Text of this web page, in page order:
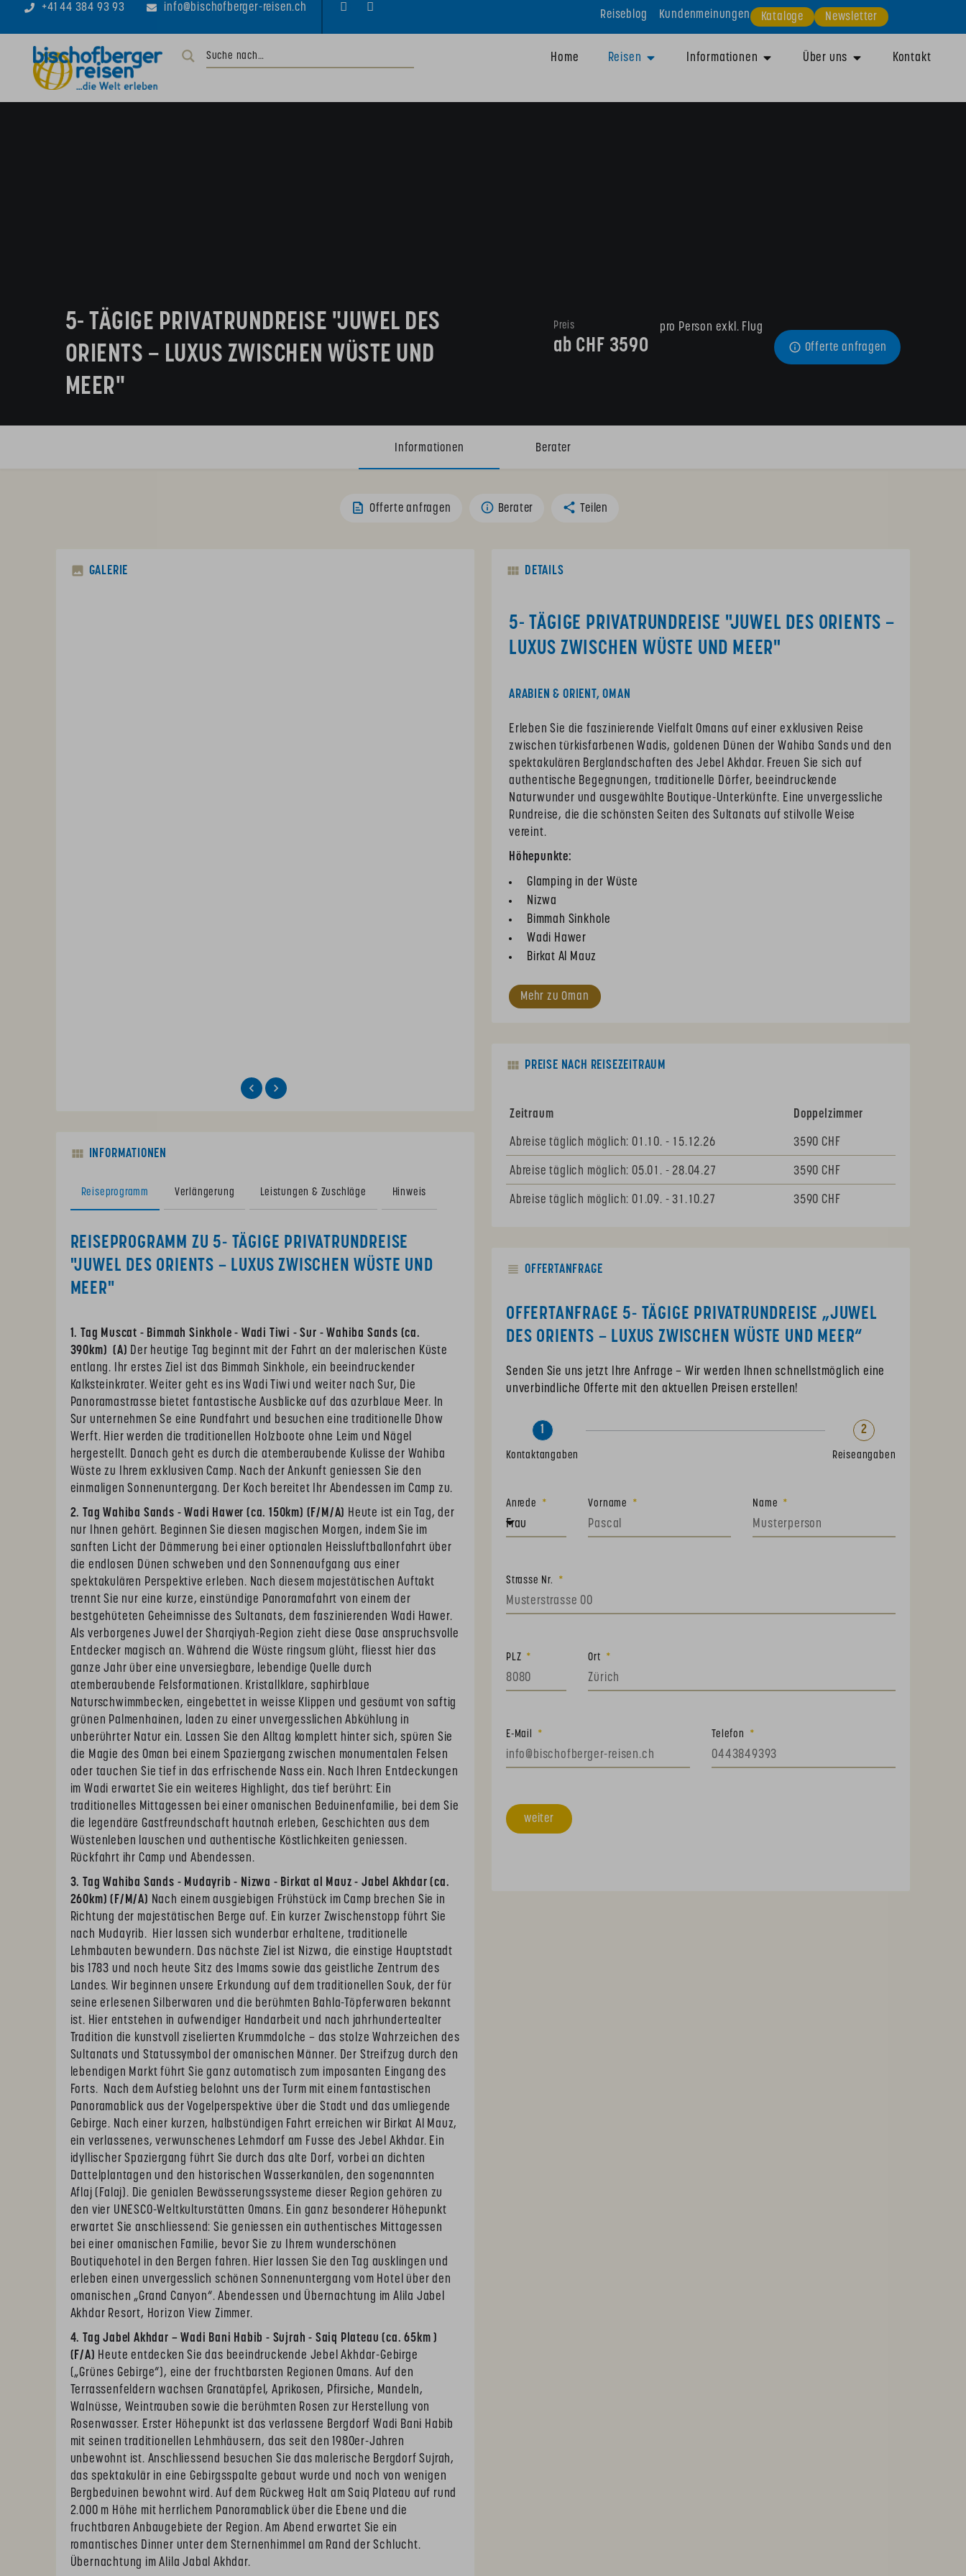
+41 44 384 93 93 info@bischofberger-reisen.ch
Reiseblog Kundenmeinungen Kataloge Newsletter
Home Reisen Informationen Über uns Kontakt
5- TÄGIGE PRIVATRUNDREISE "JUWEL DES
ORIENTS – LUXUS ZWISCHEN WÜSTE UND
MEER"
Preis
ab CHF 3590
pro Person exkl. Flug
Offerte anfragen
Informationen Berater
Offerte anfragen Berater Teilen
GALERIE
INFORMATIONEN
Reiseprogramm Verlängerung Leistungen & Zuschläge Hinweis
REISEPROGRAMM ZU 5- TÄGIGE PRIVATRUNDREISE
"JUWEL DES ORIENTS – LUXUS ZWISCHEN WÜSTE UND
MEER"
1. Tag Muscat - Bimmah Sinkhole - Wadi Tiwi - Sur - Wahiba Sands (ca.
390km) (A) Der heutige Tag beginnt mit der Fahrt an der malerischen Küste
entlang. Ihr erstes Ziel ist das Bimmah Sinkhole, ein beeindruckender
Kalksteinkrater. Weiter geht es ins Wadi Tiwi und weiter nach Sur, Die
Panoramastrasse bietet fantastische Ausblicke auf das azurblaue Meer. In
Sur unternehmen Se eine Rundfahrt und besuchen eine traditionelle Dhow
Werft. Hier werden die traditionellen Holzboote ohne Leim und Nägel
hergestellt. Danach geht es durch die atemberaubende Kulisse der Wahiba
Wüste zu Ihrem exklusiven Camp. Nach der Ankunft geniessen Sie den
einmaligen Sonnenuntergang. Der Koch bereitet Ihr Abendessen im Camp zu.
2. Tag Wahiba Sands - Wadi Hawer (ca. 150km) (F/M/A) Heute ist ein Tag, der
nur Ihnen gehört. Beginnen Sie diesen magischen Morgen, indem Sie im
sanften Licht der Dämmerung bei einer optionalen Heissluftballonfahrt über
die endlosen Dünen schweben und den Sonnenaufgang aus einer
spektakulären Perspektive erleben. Nach diesem majestätischen Auftakt
trennt Sie nur eine kurze, einstündige Panoramafahrt von einem der
bestgehüteten Geheimnisse des Sultanats, dem faszinierenden Wadi Hawer.
Als verborgenes Juwel der Sharqiyah-Region zieht diese Oase anspruchsvolle
Entdecker magisch an. Während die Wüste ringsum glüht, fliesst hier das
ganze Jahr über eine unversiegbare, lebendige Quelle durch
atemberaubende Felsformationen. Kristallklare, saphirblaue
Naturschwimmbecken, eingebettet in weisse Klippen und gesäumt von saftig
grünen Palmenhainen, laden zu einer unvergesslichen Abkühlung in
unberührter Natur ein. Lassen Sie den Alltag komplett hinter sich, spüren Sie
die Magie des Oman bei einem Spaziergang zwischen monumentalen Felsen
oder tauchen Sie tief in das erfrischende Nass ein. Nach Ihren Entdeckungen
im Wadi erwartet Sie ein weiteres Highlight, das tief berührt: Ein
traditionelles Mittagessen bei einer omanischen Beduinenfamilie, bei dem Sie
die legendäre Gastfreundschaft hautnah erleben, Geschichten aus dem
Wüstenleben lauschen und authentische Köstlichkeiten geniessen.
Rückfahrt ihr Camp und Abendessen.
3. Tag Wahiba Sands - Mudayrib - Nizwa - Birkat al Mauz - Jabel Akhdar (ca.
260km) (F/M/A) Nach einem ausgiebigen Frühstück im Camp brechen Sie in
Richtung der majestätischen Berge auf. Ein kurzer Zwischenstopp führt Sie
nach Mudayrib. Hier lassen sich wunderbar erhaltene, traditionelle
Lehmbauten bewundern. Das nächste Ziel ist Nizwa, die einstige Hauptstadt
bis 1783 und noch heute Sitz des Imams sowie das geistliche Zentrum des
Landes. Wir beginnen unsere Erkundung auf dem traditionellen Souk, der für
seine erlesenen Silberwaren und die berühmten Bahla-Töpferwaren bekannt
ist. Hier entstehen in aufwendiger Handarbeit und nach jahrhundertealter
Tradition die kunstvoll ziselierten Krummdolche – das stolze Wahrzeichen des
Sultanats und Statussymbol der omanischen Männer. Der Streifzug durch den
lebendigen Markt führt Sie ganz automatisch zum imposanten Eingang des
Forts. Nach dem Aufstieg belohnt uns der Turm mit einem fantastischen
Panoramablick aus der Vogelperspektive über die Stadt und das umliegende
Gebirge. Nach einer kurzen, halbstündigen Fahrt erreichen wir Birkat Al Mauz,
ein verlassenes, verwunschenes Lehmdorf am Fusse des Jebel Akhdar. Ein
idyllischer Spaziergang führt Sie durch das alte Dorf, vorbei an dichten
Dattelplantagen und den historischen Wasserkanälen, den sogenannten
Aflaj (Falaj). Die genialen Bewässerungssysteme dieser Region gehören zu
den vier UNESCO-Weltkulturstätten Omans. Ein ganz besonderer Höhepunkt
erwartet Sie anschliessend: Sie geniessen ein authentisches Mittagessen
bei einer omanischen Familie, bevor Sie zu Ihrem wunderschönen
Boutiquehotel in den Bergen fahren. Hier lassen Sie den Tag ausklingen und
erleben einen unvergesslich schönen Sonnenuntergang vom Hotel über den
omanischen „Grand Canyon“. Abendessen und Übernachtung im Alila Jabel
Akhdar Resort, Horizon View Zimmer.
4. Tag Jabel Akhdar – Wadi Bani Habib - Sujrah - Saiq Plateau (ca. 65km )
(F/A) Heute entdecken Sie das beeindruckende Jebel Akhdar-Gebirge
(„Grünes Gebirge“), eine der fruchtbarsten Regionen Omans. Auf den
Terrassenfeldern wachsen Granatäpfel, Aprikosen, Pfirsiche, Mandeln,
Walnüsse, Weintrauben sowie die berühmten Rosen zur Herstellung von
Rosenwasser. Erster Höhepunkt ist das verlassene Bergdorf Wadi Bani Habib
mit seinen traditionellen Lehmhäusern, das seit den 1980er-Jahren
unbewohnt ist. Anschliessend besuchen Sie das malerische Bergdorf Sujrah,
das spektakulär in eine Gebirgsspalte gebaut wurde und noch von wenigen
Bergbeduinen bewohnt wird. Auf dem Rückweg Halt am Saiq Plateau auf rund
2.000 m Höhe mit herrlichem Panoramablick über die Ebene und die
fruchtbaren Anbaugebiete der Region. Am Abend erwartet Sie ein
romantisches Dinner unter dem Sternenhimmel am Rand der Schlucht.
Übernachtung im Alila Jabal Akhdar.
DETAILS
5- TÄGIGE PRIVATRUNDREISE "JUWEL DES ORIENTS –
LUXUS ZWISCHEN WÜSTE UND MEER"
ARABIEN & ORIENT, OMAN
Erleben Sie die faszinierende Vielfalt Omans auf einer exklusiven Reise
zwischen türkisfarbenen Wadis, goldenen Dünen der Wahiba Sands und den
spektakulären Berglandschaften des Jebel Akhdar. Freuen Sie sich auf
authentische Begegnungen, traditionelle Dörfer, beeindruckende
Naturwunder und ausgewählte Boutique-Unterkünfte. Eine unvergessliche
Rundreise, die die schönsten Seiten des Sultanats auf stilvolle Weise
vereint.
Höhepunkte:
Glamping in der Wüste
Nizwa
Bimmah Sinkhole
Wadi Hawer
Birkat Al Mauz
Mehr zu Oman
PREISE NACH REISEZEITRAUM
Zeit­raum Doppel­zimmer
Abreise täglich möglich: 01.10. - 15.12.26 3590 CHF
Abreise täglich möglich: 05.01. - 28.04.27 3590 CHF
Abreise täglich möglich: 01.09. - 31.10.27 3590 CHF
OFFERTANFRAGE
OFFERTANFRAGE 5- TÄGIGE PRIVATRUNDREISE „JUWEL
DES ORIENTS – LUXUS ZWISCHEN WÜSTE UND MEER“
Senden Sie uns jetzt Ihre Anfrage – Wir werden Ihnen schnellstmöglich eine
unverbindliche Offerte mit den aktuellen Preisen erstellen!
1
Kontaktangaben
2
Reiseangaben
Anrede Vorname Name
Strasse Nr.
PLZ Ort
E-Mail Telefon
weiter